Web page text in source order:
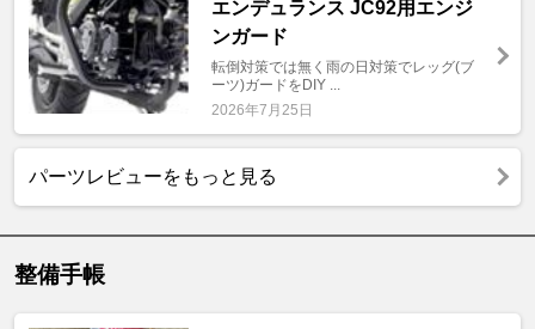
エンデュランス JC92用エンジ
ンガード
転倒対策では無く雨の日対策でレッグ(ブ
ーツ)ガードをDIY ...
2026年7月25日
パーツレビューをもっと見る
整備手帳